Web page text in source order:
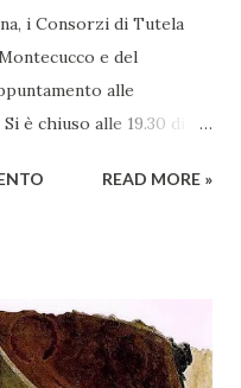
i Consorzi di Tutela
e del
alle
è chiuso alle 19.30 di
società Wein & Kultur,
Tutela Vini della
e del Morellino di
READ MORE »